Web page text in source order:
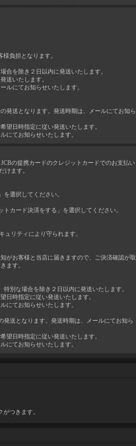
負担となります。
を除き２日以内に発送いたします。
送いたします。
ルにてお知らせいたします。
発送となります。発送時期は、メールにてお知ら
望日時指定に従い発送いたします。
にてお知らせいたします。
の提携カードのクレジットカードでのお支払い
けます。
選択してください。
カード決済をする」を選択してください。
ュリティにより守られます。
がお客様と当店に届きますので、ご決済確認が取
ます。
別な場合を除き２日以内に発送いたします。
日時指定に従い発送いたします。
にてお知らせいたします。
送となります。発送時期は、メールにてお知ら
望日時指定に従い発送いたします。
にてお知らせいたします。
つきます。